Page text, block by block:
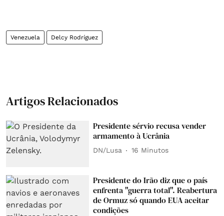
Venezuela Delcy Rodríguez
Artigos Relacionados
Presidente sérvio recusa vender
armamento à Ucrânia
DN/Lusa 16 Minutos
Presidente do Irão diz que o país
enfrenta "guerra total". Reabertura
de Ormuz só quando EUA aceitar
condições